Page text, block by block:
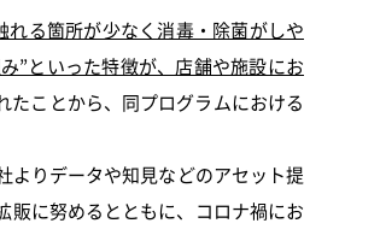
る箇所が少なく消毒・除菌がしや
”といった特徴が、店舗や施設にお
たことから、同プログラムにおける
りデータや知見などのアセット提
販に努めるとともに、コロナ禍にお